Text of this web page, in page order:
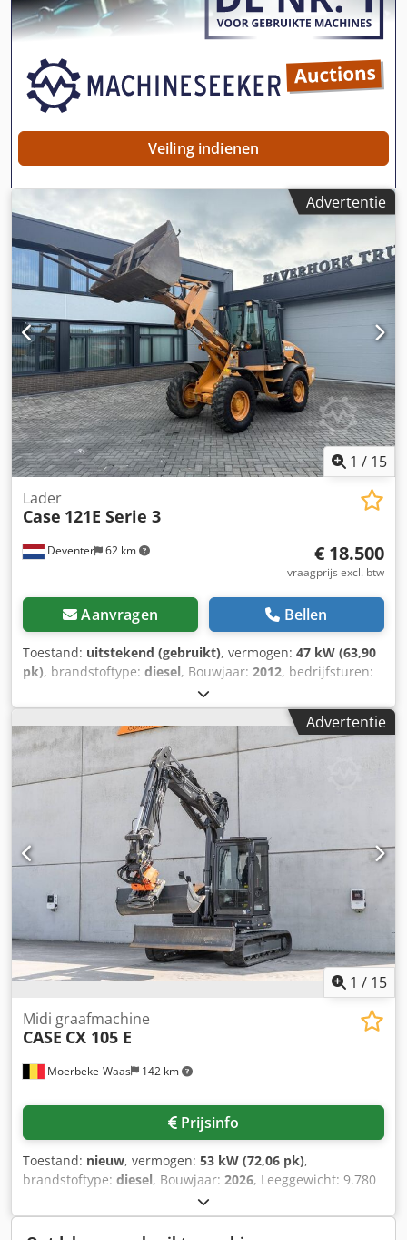
staat: zeer goed Optische staat: zeer goed Financiële
informatie Prijs: op aanvraag Dedpsy En Ndefx Adgekr
dealeronderhouden, direct inzetbaar! - 80% rupsloopwerk
- Inclusief 3 bakken: 1300 mm, 450 mm en 2000 mm
slotenbak - Optioneel met TOPCON 3D-systeem uit 2021
Veiling indienen
Advertentie
1 / 15
Deventer 62 km
Lader
Case 121E Serie 3
€ 18.500
vraagprijs excl. btw
Aanvragen Bellen
Toestand: uitstekend (gebruikt), vermogen: 47 kW (63,90
pk), brandstoftype: diesel, Bouwjaar: 2012, bedrijfsturen:
, = Overige opties en accessoires = - Bediening met
2 pedalen - Afgesloten cabine = Opmerkingen = CASE 121E
Serie 3 – bouwjaar 2012 – 1.060 bedrijfsuren CASE 121E
Serie 3 wiellader, bouwjaar 2012. De machine verkeert in
goede staat en heeft slechts 1.060 bedrijfsuren. De
machine verkeert zowel technisch als optisch in goede
staat. Hij is geschikt voor diverse toepassingen en is direct
inzetbaar. Kenmerken: * Bouwjaar: 2012 * Slechts 1.060
bedrijfsuren * Goede technische en optische staat * Direct
inzetbaar Neem contact met ons op voor meer informatie
of om een bezichtiging in te plannen. = Overige informatie
= Bouwjaar: 2012 Leeggewicht: 5.800 kg Laadvermogen:
1.540 kg Maximaal toelaatbaar gewicht: 7.340 kg
Dsdpfxozrd Uao Adgekr Technische staat: zeer goed
Optische staat: zeer goed Serienummer:
FNH121ESNCHP00140 Neem contact op met Gerrit
Advertentie
1 / 15
Moerbeke-Waas 142 km
Midi graafmachine
CASE CX 105 E
Prijsinfo
Toestand: nieuw, vermogen: 53 kW (72,06 pk),
brandstoftype: diesel, Bouwjaar: 2026, Leeggewicht: 9.780
kg Dkjdpjzrrw Asfx Adgjr Neem contact op met KEY-TEC
Sales voor meer informatie.